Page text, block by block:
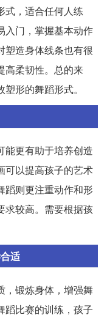
式，适合任何人练
入门，掌握基本动作
塑造身体线条也有很
高柔韧性。总的来
形的舞蹈形式。
能更有助于培养创造
可以提高孩子的艺术
蹈则更注重动作和形
求较高。需要根据孩
适
，锻炼身体，增强舞
蹈比赛的训练，孩子